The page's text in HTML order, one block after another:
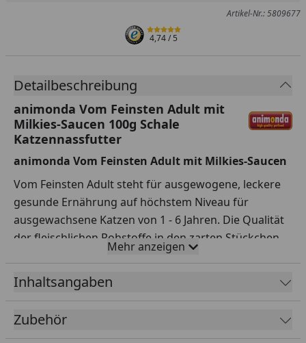
Artikel-Nr.: 5809677
4,74/ 5
Detailbeschreibung
animonda Vom Feinsten Adult mit
Milkies-Saucen 100g Schale
Katzennassfutter
animonda Vom Feinsten Adult mit Milkies-Saucen
Vom Feinsten Adult steht für ausgewogene, leckere
gesunde Ernährung auf höchstem Niveau für
ausgewachsene Katzen von 1 - 6 Jahren. Die Qualität
der fleischlichen Rohstoffe in den zarten Stückchen,
kombiniert mit einer leckeren Sahne-, Milch- oder
Joghurtsauce garantiert einen einzigartigen Genuss.
Die feinen Gourmet-Ragouts versorgen die
Nährstoffen.
Mehr anzeigen
Inhaltsangaben
Zubehör